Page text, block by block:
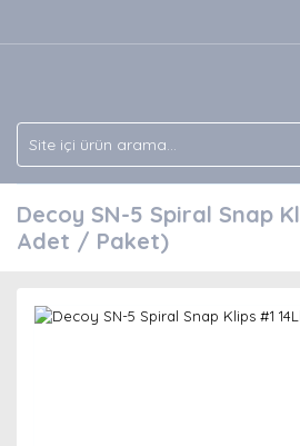
Decoy SN-5 Spiral Snap
Adet / Paket)